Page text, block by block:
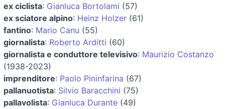
ex ciclista: Gianluca Bortolami (57)
ex sciatore alpino: Heinz Holzer (61)
fantino: Mario Canu (55)
giornalista: Roberto Arditti (60)
giornalista e conduttore televisivo: Maurizio Costanzo
(1938-2023)
imprenditore: Paolo Pininfarina (67)
pallanuotista: Silvio Baracchini (75)
pallavolista: Gianluca Durante (49)